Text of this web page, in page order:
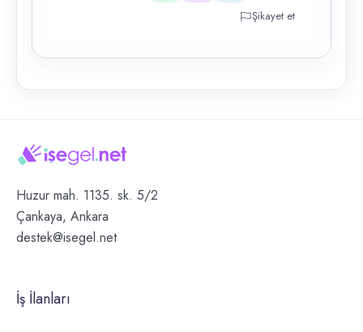
Şikayet et
Huzur mah. 1135. sk. 5/2
Çankaya, Ankara
destek@isegel.net
İş İlanları